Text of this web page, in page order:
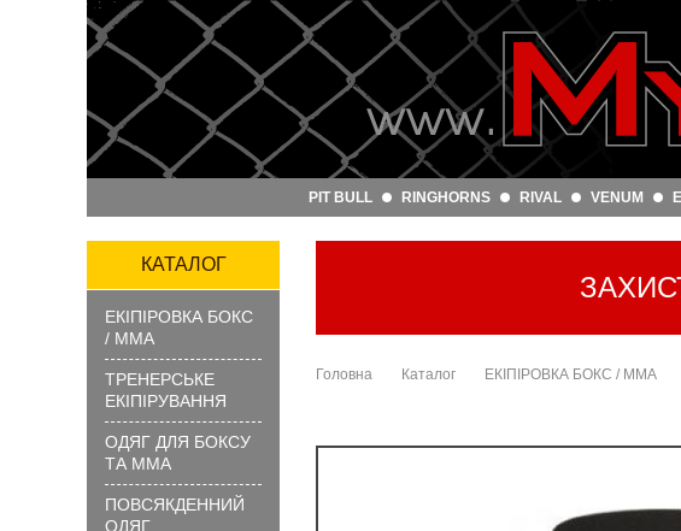
PIT BULL RINGHORNS RIVAL VENUM
КАТАЛОГ
ЕКІПІРОВКА БОКС
/ ММА
ТРЕНЕРСЬКЕ
ЕКІПІРУВАННЯ
ОДЯГ ДЛЯ БОКСУ
ТА ММА
ПОВСЯКДЕННИЙ
ОДЯГ
Головна Каталог ЕКІПІРОВКА БОКС / ММА